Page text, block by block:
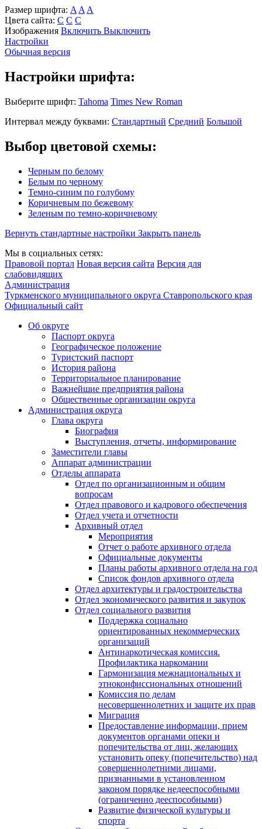
Размер шрифта: A A A
Цвета сайта: С С С
Изображения Включить Выключить
Настройки
Обычная версия
Настройки шрифта:
Выберите шрифт: Tahoma Times New Roman
Интервал между буквами: Стандартный Средний Большой
Выбор цветовой схемы:
Черным по белому
Белым по черному
Темно-синим по голубому
Коричневым по бежевому
Зеленым по темно-коричневому
Вернуть стандартные настройки Закрыть панель
Мы в социальных сетях:
Правовой портал Новая версия сайта Версия для
слабовидящих
Администрация
Туркменского муниципального округа Ставропольского края
Официальный сайт
Об округе
Паспорт округа
Географическое положение
Туристский паспорт
История района
Территориальное планирование
Важнейшие предприятия района
Общественные организации округа
Администрация округа
Глава округа
Биография
Выступления, отчеты, информирование
Заместители главы
Аппарат администрации
Отделы аппарата
Отдел по организационным и общим
вопросам
Отдел правового и кадрового обеспечения
Отдел учета и отчетности
Архивный отдел
Мероприятия
Отчет о работе архивного отдела
Официальные документы
Планы работы архивного отдела на год
Список фондов архивного отдела
Отдел архитектуры и градостроительства
Отдел экономического развития и закупок
Отдел социального развития
Поддержка социально
ориентированных некоммерческих
организаций
Антинаркотическая комиссия.
Профилактика наркомании
Гармонизация межнациональных и
этноконфиссиональных отношений
Комиссия по делам
несовершеннолетних и защите их прав
Миграция
Предоставление информации, прием
документов органами опеки и
попечительства от лиц, желающих
установить опеку (попечительство) над
совершеннолетними лицами,
признанными в установленном
законом порядке недееспособными
(ограниченно дееспособными)
Развитие физической культуры и
спорта